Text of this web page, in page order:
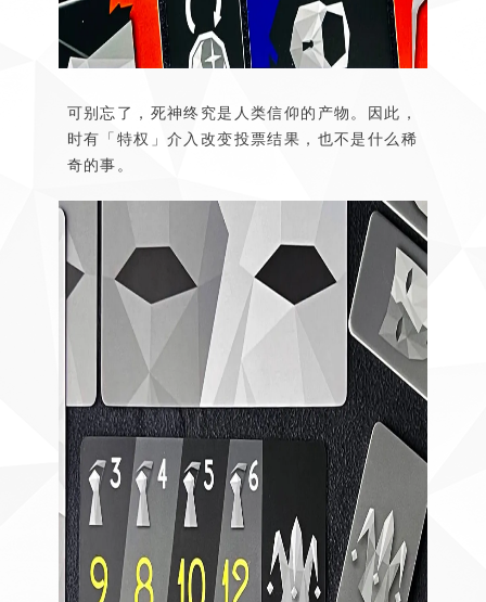
可别忘了，死神终究是人类信仰的产物。因此，
时有「特权」介入改变投票结果，也不是什么稀
奇的事。